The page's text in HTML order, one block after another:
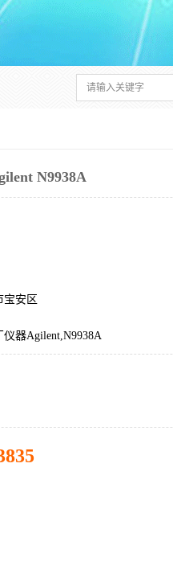
N9938A
宝安区
器Agilent,N9938A